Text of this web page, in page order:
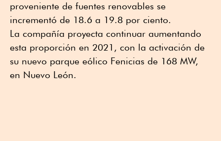
proveniente de fuentes renovables se
incrementó de 18.6 a 19.8 por ciento.
La compañía proyecta continuar aumentando
esta proporción en 2021, con la activación de
su nuevo parque eólico Fenicias de 168 MW,
en Nuevo León.